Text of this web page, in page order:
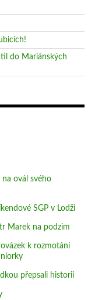
do Mariánských
na ovál svého
SGP v Lodži
Marek na podzim
k rozmotání
přepsali historii